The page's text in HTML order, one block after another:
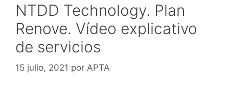
NTDD Technology. Plan
Renove. Vídeo explicativo
de servicios
15 julio, 2021 por APTA